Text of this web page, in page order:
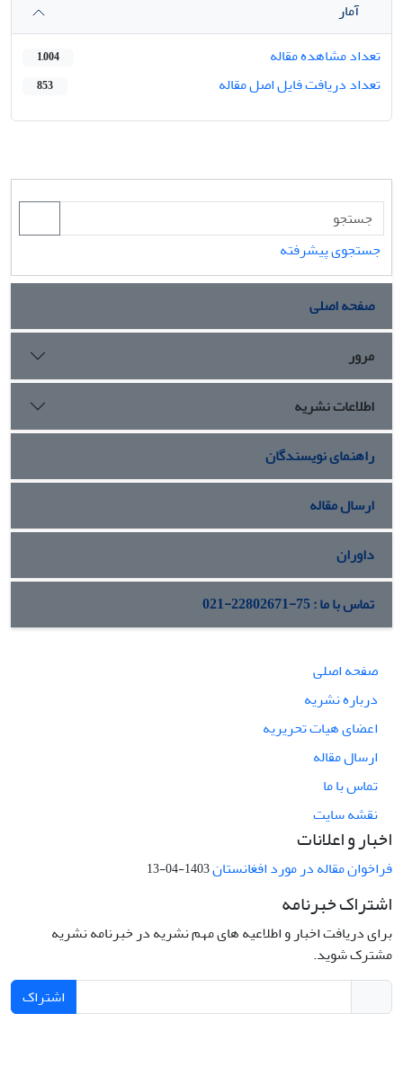
آمار
تعداد مشاهده مقاله
1,004
تعداد دریافت فایل اصل مقاله 853
جستجوی پیشرفته
صفحه اصلی
مرور
اطلاعات نشریه
راهنمای نویسندگان
ارسال مقاله
داوران
تماس با ما : 75-22802671-021
صفحه اصلی
درباره نشریه
اعضای هیات تحریریه
ارسال مقاله
تماس با ما
نقشه سایت
اخبار و اعلانات
فراخوان مقاله در مورد افغانستان1403-04-13
اشتراک خبرنامه
برای دریافت اخبار و اطلاعیه های مهم نشریه در خبرنامه نشریه
مشترک شوید.
اشتراک